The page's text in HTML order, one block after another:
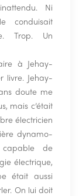
Ni
conduisait
Trop. Un
à Jehay-
livre. Jehay-
doute me
mais c’était
électricien
dynamo-
capable de
électrique,
était aussi
On lui doit